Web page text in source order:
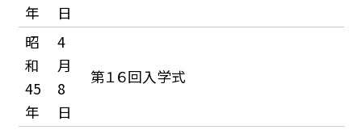
年
日
昭
和
45
年
4
月
8
日
第１６回入学式